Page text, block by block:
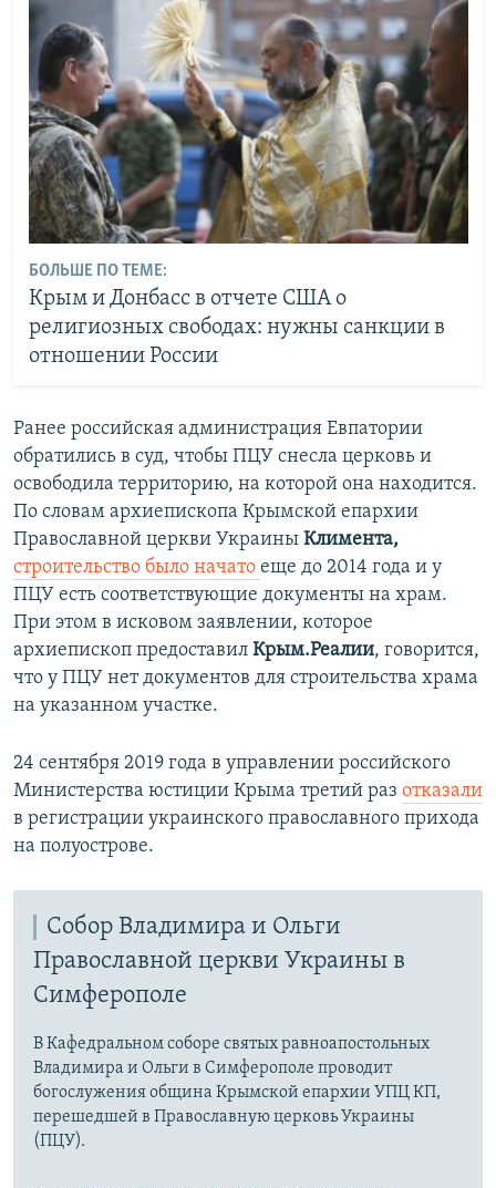
БОЛЬШЕ ПО ТЕМЕ:
Крым и Донбасс в отчете США о
религиозных свободах: нужны санкции в
отношении России
Ранее российская администрация Евпатории
обратились в суд, чтобы ПЦУ снесла церковь и
освободила территорию, на которой она находится.
По словам архиепископа Крымской епархии
Православной церкви Украины Климента,
строительство было начато еще до 2014 года и у
ПЦУ есть соответствующие документы на храм.
При этом в исковом заявлении, которое
архиепископ предоставил Крым.Реалии, говорится,
что у ПЦУ нет документов для строительства храма
на указанном участке.
24 сентября 2019 года в управлении российского
Министерства юстиции Крыма третий раз отказали
в регистрации украинского православного прихода
на полуострове.
Собор Владимира и Ольги
Православной церкви Украины в
Симферополе
В Кафедральном соборе святых равноапостольных
Владимира и Ольги в Симферополе проводит
богослужения община Крымской епархии УПЦ КП,
перешедшей в Православную церковь Украины
(ПЦУ).